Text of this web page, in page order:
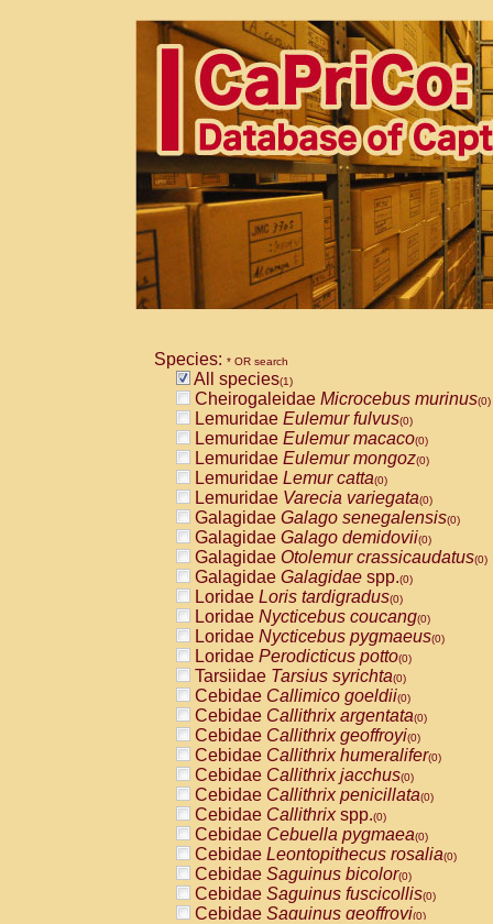
Species: * OR search
All species(1)
Cheirogaleidae Microcebus murinus(0)
Lemuridae Eulemur fulvus(0)
Lemuridae Eulemur macaco(0)
Lemuridae Eulemur mongoz(0)
Lemuridae Lemur catta(0)
Lemuridae Varecia variegata(0)
Galagidae Galago senegalensis(0)
Galagidae Galago demidovii(0)
Galagidae Otolemur crassicaudatus(0)
Galagidae Galagidae spp.(0)
Loridae Loris tardigradus(0)
Loridae Nycticebus coucang(0)
Loridae Nycticebus pygmaeus(0)
Loridae Perodicticus potto(0)
Tarsiidae Tarsius syrichta(0)
Cebidae Callimico goeldii(0)
Cebidae Callithrix argentata(0)
Cebidae Callithrix geoffroyi(0)
Cebidae Callithrix humeralifer(0)
Cebidae Callithrix jacchus(0)
Cebidae Callithrix penicillata(0)
Cebidae Callithrixspp.(0)
Cebidae Cebuella pygmaea(0)
Cebidae Leontopithecus rosalia(0)
Cebidae Saguinus bicolor(0)
Cebidae Saguinus fuscicollis(0)
Cebidae Saguinus geoffroyi(0)